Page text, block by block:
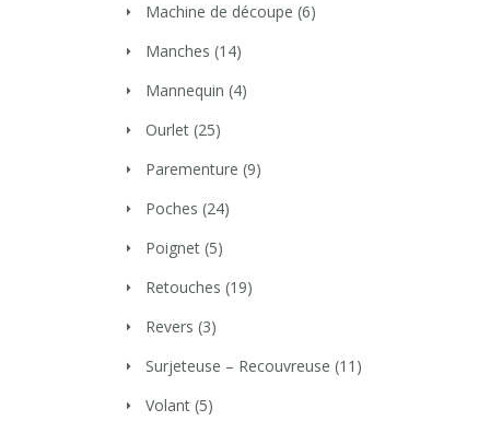
Machine de découpe (6)
Manches (14)
Mannequin (4)
Ourlet (25)
Parementure (9)
Poches (24)
Poignet (5)
Retouches (19)
Revers (3)
Surjeteuse – Recouvreuse (11)
Volant (5)